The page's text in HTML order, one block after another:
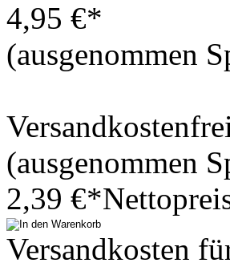
4,95 €*
(ausgenommen
(ausgenommen
2,39 €*
Versandkosten